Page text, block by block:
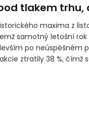
tlakem trhu,
maxima z
samotný letošní rok
po neúspěšném
ztratily 38 %, čímž